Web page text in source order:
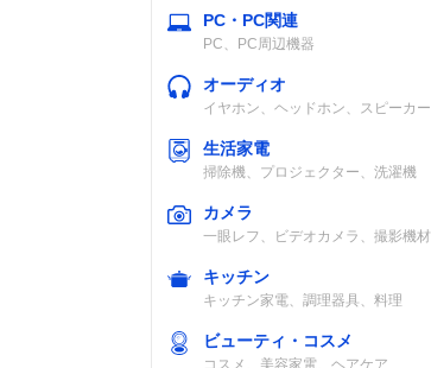
PC・PC関連
PC、PC周辺機器
オーディオ
イヤホン、ヘッドホン、スピーカー
生活家電
掃除機、プロジェクター、洗濯機
カメラ
一眼レフ、ビデオカメラ、撮影機材
キッチン
キッチン家電、調理器具、料理
ビューティ・コスメ